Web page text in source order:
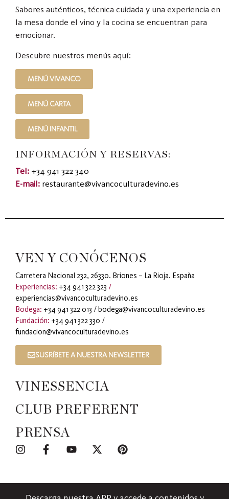
Sabores auténticos, técnica cuidada y una experiencia en
la mesa donde el vino y la cocina se encuentran para
emocionar.
Descubre nuestros menús aquí:
MENÚ VIVANCO
MENÚ CARTA
MENÚ INFANTIL
INFORMACIÓN Y RESERVAS:
Tel: +34 941 322 340
E-mail: restaurante@vivancoculturadevino.es
VEN Y CONÓCENOS
Carretera Nacional 232, 26330. Briones – La Rioja. España
Experiencias: +34 941 322 323 /
experiencias@vivancoculturadevino.es
Bodega: +34 941 322 013 /bodega@vivancoculturadevino.es
Fundación: +34 941 322 330 /
fundacion@vivancoculturadevino.es
SUSRÍBETE A NUESTRA NEWSLETTER
VINESSENCIA
CLUB PREFERENT
PRENSA